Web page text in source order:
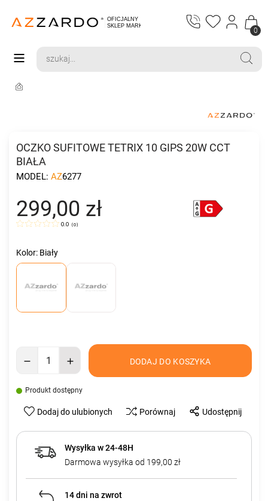
0
OCZKO SUFITOWE TETRIX 10 GIPS 20W CCT
BIAŁA
MODEL: AZ6277
299,00 zł
0.0 (0)
Kolor: Biały
DODAJ DO KOSZYKA
Produkt dostępny
Dodaj do ulubionych Porównaj Udostępnij
Wysyłka w 24-48H
Darmowa wysyłka od 199,00 zł
14 dni na zwrot